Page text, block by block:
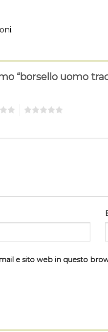
“borsello uomo
e sito web in questo